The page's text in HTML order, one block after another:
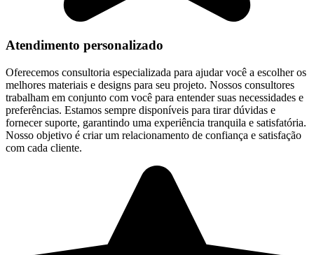
Atendimento personalizado
Oferecemos consultoria especializada para ajudar você a escolher os
melhores materiais e designs para seu projeto. Nossos consultores
trabalham em conjunto com você para entender suas necessidades e
preferências. Estamos sempre disponíveis para tirar dúvidas e
fornecer suporte, garantindo uma experiência tranquila e satisfatória.
Nosso objetivo é criar um relacionamento de confiança e satisfação
com cada cliente.